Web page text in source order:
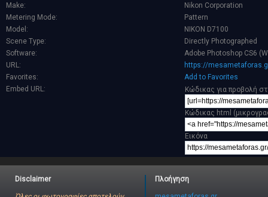
Make:
Nikon Corporation
Metering Mode:
Pattern
Model:
NIKON D7100
Scene Type:
Directly Photographed
Software:
Adobe Photoshop CS6
URL:
https://
Favorites:
Add to Favorites
Embed URL:
Κώδικας για προβολή
Κώδικας html
Εικόνα
Disclaimer Πλοήγηση